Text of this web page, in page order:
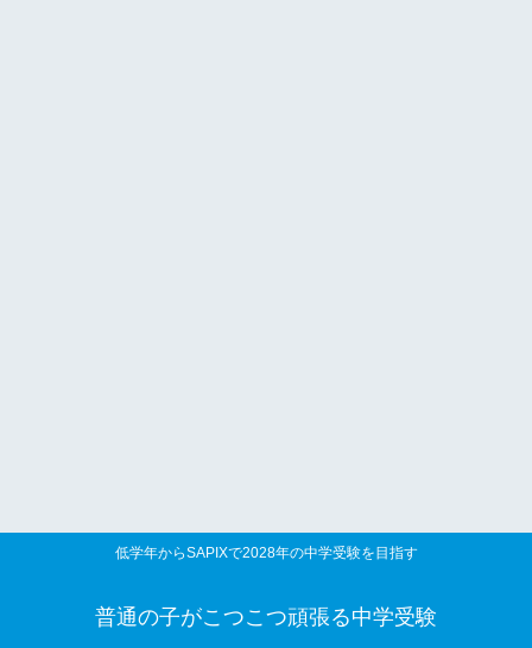
低学年からSAPIXで2028年の中学受験を目指す
普通の子がこつこつ頑張る中学受験